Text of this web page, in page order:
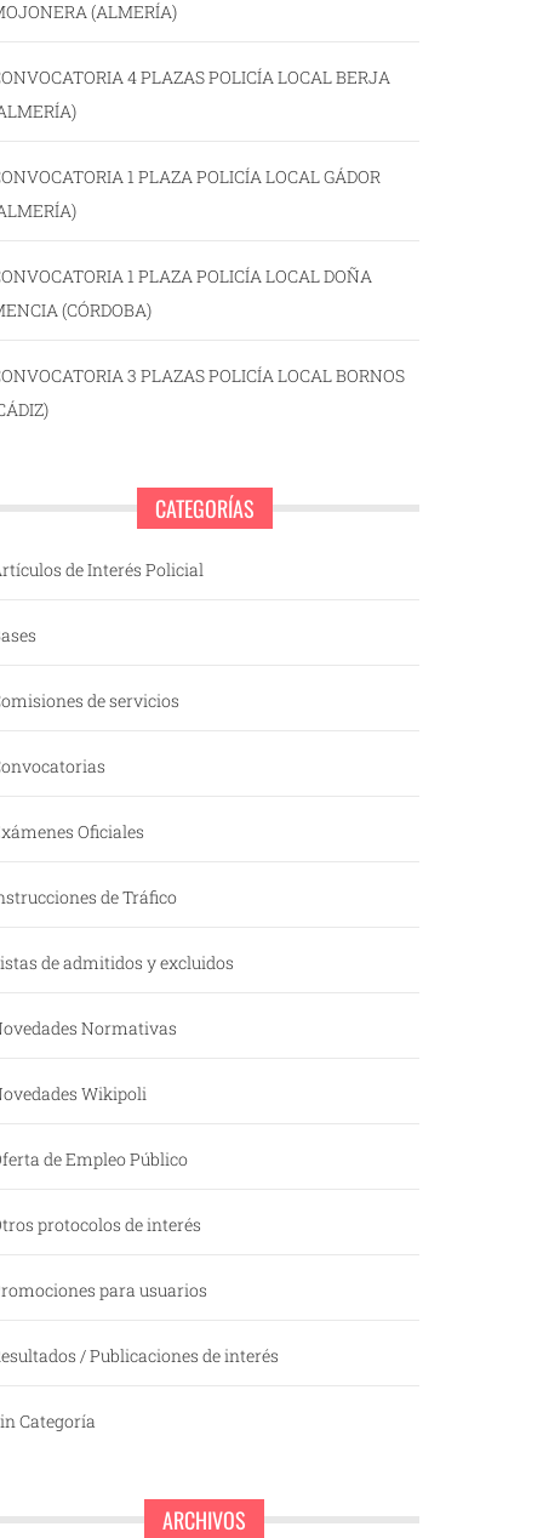
(ALMERÍA)
4 PLAZAS POLICÍA LOCAL BERJA
1 PLAZA POLICÍA LOCAL GÁDOR
1 PLAZA POLICÍA LOCAL DOÑA
(CÓRDOBA)
3 PLAZAS POLICÍA LOCAL BORNOS
CATEGORÍAS
de Interés Policial
de servicios
Oficiales
de Tráfico
de admitidos y excluidos
Normativas
Wikipoli
de Empleo Público
protocolos de interés
para usuarios
/ Publicaciones de interés
Categoría
ARCHIVOS